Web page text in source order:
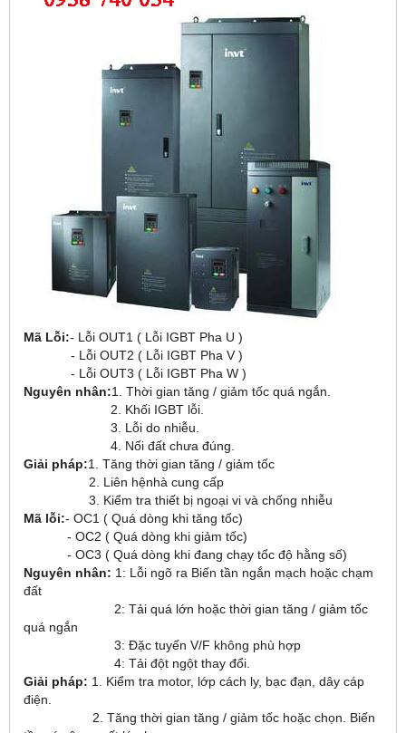
Mã Lỗi:- Lỗi OUT1 ( Lỗi IGBT Pha U )
- Lỗi OUT2 ( Lỗi IGBT Pha V )
- Lỗi OUT3 ( Lỗi IGBT Pha W )
Nguyên nhân:1. Thời gian tăng / giảm tốc quá ngắn.
2. Khối IGBT lỗi.
3. Lỗi do nhiễu.
4. Nối đất chưa đúng.
Giải pháp:1. Tăng thời gian tăng / giảm tốc
2. Liên hệnhà cung cấp
3. Kiểm tra thiết bị ngoại vi và chống nhiễu
Mã lỗi:- OC1 ( Quá dòng khi tăng tốc)
- OC2 ( Quá dòng khi giảm tốc)
- OC3 ( Quá dòng khi đang chạy tốc độ hằng số)
Nguyên nhân: 1: Lỗi ngõ ra Biến tần ngắn mạch hoặc chạm
đất
2: Tải quá lớn hoặc thời gian tăng / giảm tốc
quá ngắn
3: Đặc tuyến V/F không phù hợp
4: Tải đột ngột thay đổi.
Giải pháp: 1. Kiểm tra motor, lớp cách ly, bạc đạn, dây cáp
điện.
2. Tăng thời gian tăng / giảm tốc hoặc chọn. Biến